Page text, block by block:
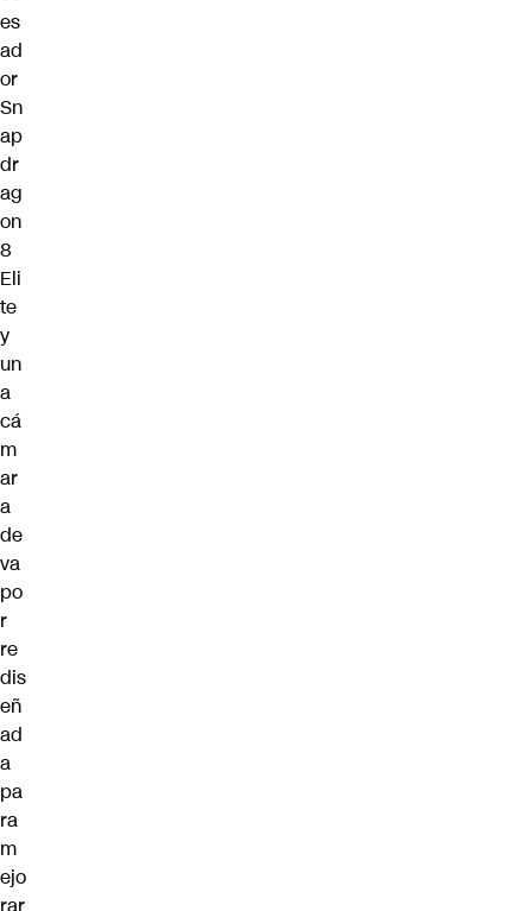
es
ad
or
Sn
ap
dr
ag
on
8
Eli
te
y
un
a
cá
m
ar
a
de
va
po
r
re
dis
eñ
ad
a
pa
ra
m
ejo
rar